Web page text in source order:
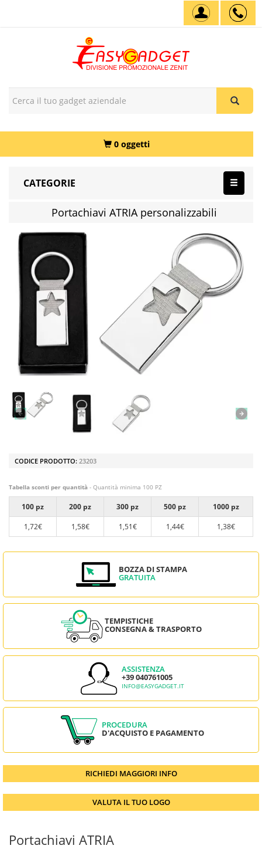
0 oggetti
CATEGORIE
Portachiavi ATRIA personalizzabili
CODICE PRODOTTO: 23203
Tabella sconti per quantità - Quantità minima 100 PZ
100 pz 200 pz 300 pz 500 pz
1000 pz
1,72€
1,58€ 1,51€ 1,44€ 1,38€
BOZZA DI STAMPA
GRATUITA
TEMPISTICHE
CONSEGNA & TRASPORTO
ASSISTENZA
+39 040761005
INFO@EASYGADGET.IT
PROCEDURA
D'ACQUISTO E PAGAMENTO
RICHIEDI MAGGIORI INFO
VALUTA IL TUO LOGO
Portachiavi ATRIA